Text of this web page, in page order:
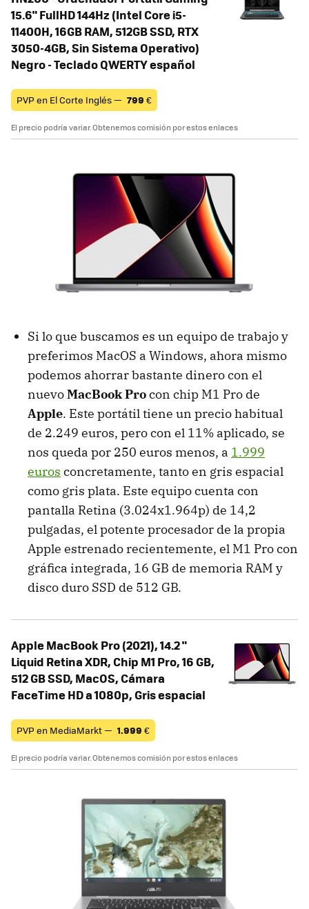
15.6" FullHD 144Hz (Intel Core i5-
11400H, 16GB RAM, 512GB SSD, RTX
3050-4GB, Sin Sistema Operativo)
Negro - Teclado QWERTY español
PVP en El Corte Inglés — 799 €
El precio podría variar. Obtenemos comisión por estos enlaces
Si lo que buscamos es un equipo de trabajo y
preferimos MacOS a Windows, ahora mismo
podemos ahorrar bastante dinero con el
nuevoMacBook Procon chip M1 Pro de
Apple. Este portátil tiene un precio habitual
de 2.249 euros, pero con el 11% aplicado, se
nos queda por 250 euros menos, a 1.999
euros concretamente, tanto en gris espacial
como gris plata. Este equipo cuenta con
pantalla Retina (3.024x1.964p) de 14,2
pulgadas, el potente procesador de la propia
Apple estrenado recientemente, el M1 Pro con
gráfica integrada, 16 GB de memoria RAM y
disco duro SSD de 512 GB.
Apple MacBook Pro (2021), 14.2 "
Liquid Retina XDR, Chip M1 Pro, 16 GB,
512 GB SSD, MacOS, Cámara
FaceTime HD a 1080p, Gris espacial
PVP en MediaMarkt — 1.999 €
El precio podría variar. Obtenemos comisión por estos enlaces